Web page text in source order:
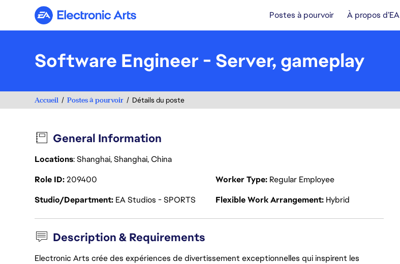
Electronic Arts Postes à pourvoir À propos d’EA
Software Engineer - Server, gameplay
Accueil Postes à pourvoir Détails du poste
General Information
Locations: Shanghai, Shanghai, China
Role ID209400 Worker Type Regular Employee
Studio/Department EA Studios - SPORTS Flexible Work Arrangement Hybrid
Description & Requirements
Electronic Arts crée des expériences de divertissement exceptionnelles qui inspirent les